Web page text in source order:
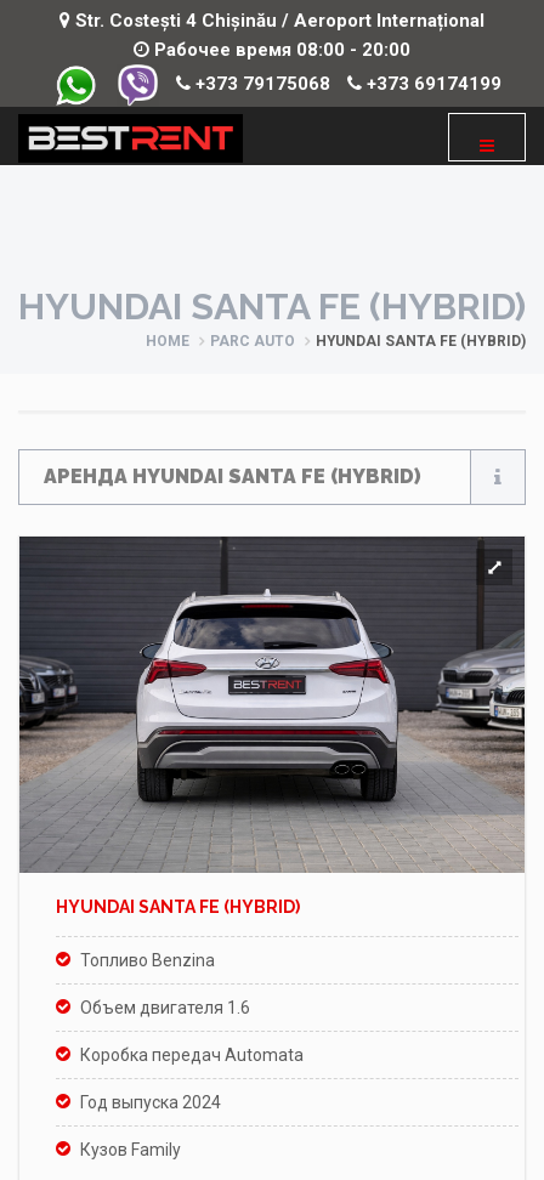
Str. Costești 4 Chișinău / Aeroport Internațional
Рабочее время 08:00 - 20:00
+373 79175068
+373 69174199
HYUNDAI SANTA FE (HYBRID)
HOME PARC AUTO HYUNDAI SANTA FE (HYBRID)
АРЕНДА HYUNDAI SANTA FE (HYBRID)
HYUNDAI SANTA FE (HYBRID)
Топливо Benzina
Объем двигателя 1.6
Коробка передач Automata
Год выпуска 2024
Кузов Family